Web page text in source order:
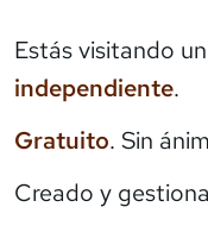
Estás visitando
independiente.
Gratuito. Sin
Creado y